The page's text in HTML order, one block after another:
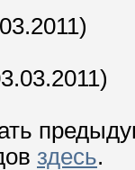
здесь.